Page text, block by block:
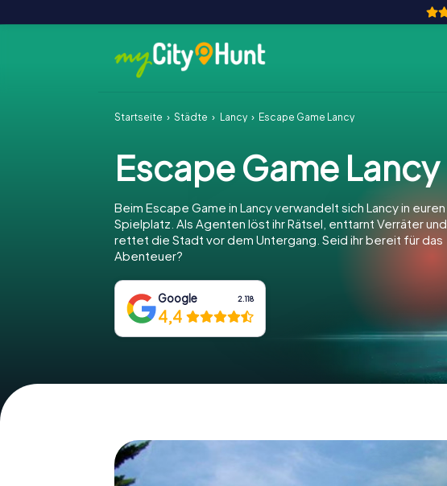
Startseite Städte Lancy Escape Game Lancy
Escape Game Lancy
Beim Escape Game in Lancy verwandelt sich Lancy in euren
Spielplatz. Als Agenten löst ihr Rätsel, enttarnt Verräter und
rettet die Stadt vor dem Untergang. Seid ihr bereit für das
Abenteuer?
Google 2.118
4,4